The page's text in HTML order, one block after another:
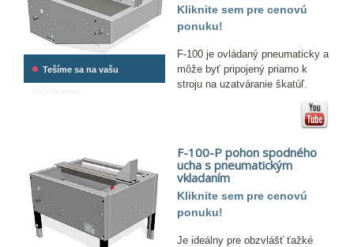
• Tešíme sa na vašu
Kliknite sem pre cenovú
ponuku!
F-100 je ovládaný pneumaticky a
môže byť pripojený priamo k
stroju na uzatváranie škatúľ.
F-100-P pohon spodného
ucha s pneumatickým
vkladaním
Kliknite sem pre cenovú
ponuku!
Je ideálny pre obzvlášť ťažké